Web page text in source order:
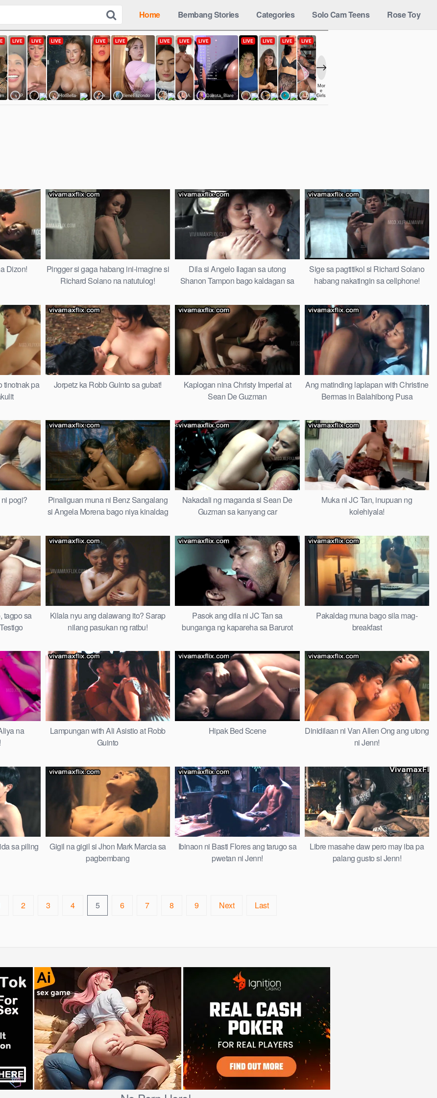
Home Bembang Stories Categories Solo Cam Teens Rose Toy
Dizon!
Pingger si gaga habang ini-imagine si
Richard Solano na natutulog!
Dila si Angelo Ilagan sa utong
Shanon Tampon bago kaldagan sa
Sige sa pagtitikol si Richard Solano
habang nakatingin sa cellphone!
tinotnak pa
Jorpetz ka Robb Guinto sa gubat!
Kaplogan nina Christy Imperial at
Sean De Guzman
Ang matinding laplapan with Christine
Bermas in Balahibong Pusa
pogi?
Pinaliguan muna ni Benz Sangalang
si Angela Morena bago niya kinaldag
Nakadali ng maganda si Sean De
Guzman sa kanyang car
Muka ni JC Tan, inupuan ng
kolehiyala!
tagpo sa
Kilala nyu ang dalawang ito? Sarap
nilang pasukan ng ratbu!
Pasok ang dila ni JC Tan sa
bunganga ng kapareha sa Barurot
Pakaldag muna bago sila mag-
breakfast
na
Lampungan with Ali Asistio at Robb
Guinto
Hipak Bed Scene
Dinidilaan ni Van Allen Ong ang utong
ni Jenn!
sa piling
Gigil na gigil si Jhon Mark Marcia sa
pagbembang
Ibinaon ni Basti Flores ang tarugo sa
pwetan ni Jenn!
Libre masahe daw pero may iba pa
palang gusto si Jenn!
2 3 4 5 6 7 8 9 Next Last